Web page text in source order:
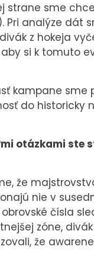
strane sme
Pri analýze dát
z hokeja
si k tomuto
kampane sme
do historicky
otázkami ste
že
nie v
čísla
zóne,
že